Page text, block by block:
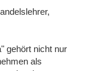
gehört nicht nur
als